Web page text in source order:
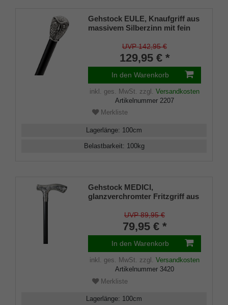
Gehstock EULE, Knaufgriff aus
massivem Silberzinn mit fein
Kopf, Stock seidenmatt
schwarz lackiertes
Buchenholz, Gummipuffer.
UVP 142,95 €
129,95 € *
In den Warenkorb
inkl. ges. MwSt. zzgl. Versandkosten
Artikelnummer 2207
Merkliste
Lagerlänge: 100cm
Belastbarkeit: 100kg
Gehstock MEDICI,
glanzverchromter Fritzgriff aus
Buchenholzstock,100cm.
UVP 89,95 €
79,95 € *
In den Warenkorb
inkl. ges. MwSt. zzgl. Versandkosten
Artikelnummer 3420
Merkliste
Lagerlänge: 100cm